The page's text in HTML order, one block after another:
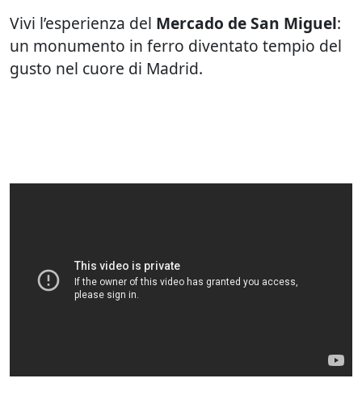
Vivi l’esperienza del Mercado de San Miguel:
un monumento in ferro diventato tempio del
gusto nel cuore di Madrid.